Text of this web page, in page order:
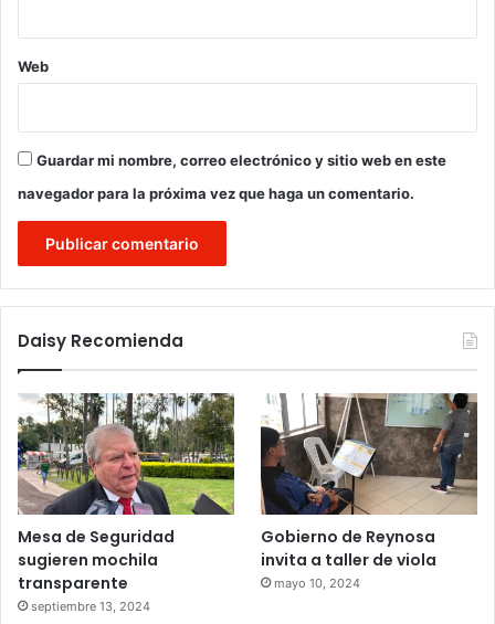
Web
Guardar mi nombre, correo electrónico y sitio web en este
navegador para la próxima vez que haga un comentario.
Daisy Recomienda
Mesa de Seguridad
sugieren mochila
transparente
septiembre 13, 2024
Gobierno de Reynosa
invita a taller de viola
mayo 10, 2024